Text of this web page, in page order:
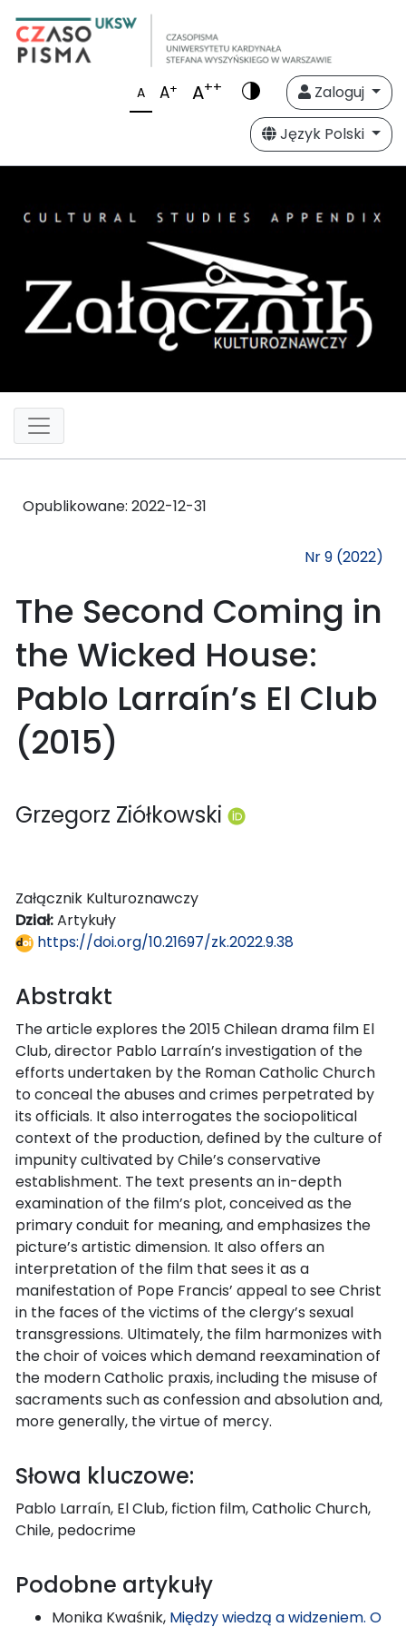
A A+ A++
Zaloguj
Język Polski
Opublikowane: 2022-12-31
Nr 9 (2022)
The Second Coming in
the Wicked House:
Pablo Larraín’s El Club
(2015)
Grzegorz Ziółkowski
Załącznik Kulturoznawczy
Dział:Artykuły
https://doi.org/10.21697/zk.2022.9.38
Abstrakt
The article explores the 2015 Chilean drama film El
Club, director Pablo Larraín’s investigation of the
efforts undertaken by the Roman Catholic Church
to conceal the abuses and crimes perpetrated by
its officials. It also interrogates the sociopolitical
context of the production, defined by the culture of
impunity cultivated by Chile’s conservative
establishment. The text presents an in-depth
examination of the film’s plot, conceived as the
primary conduit for meaning, and emphasizes the
picture’s artistic dimension. It also offers an
interpretation of the film that sees it as a
manifestation of Pope Francis’ appeal to see Christ
in the faces of the victims of the clergy’s sexual
transgressions. Ultimately, the film harmonizes with
the choir of voices which demand reexamination of
the modern Catholic praxis, including the misuse of
sacraments such as confession and absolution and,
more generally, the virtue of mercy.
Słowa kluczowe:
Pablo Larraín, El Club, fiction film, Catholic Church,
Chile, pedocrime
Podobne artykuły
Monika Kwaśnik, Między wiedzą a widzeniem. O